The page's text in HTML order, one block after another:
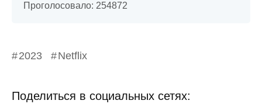
Проголосовало: 254872
2023 Netflix
Поделиться в социальных сетях: